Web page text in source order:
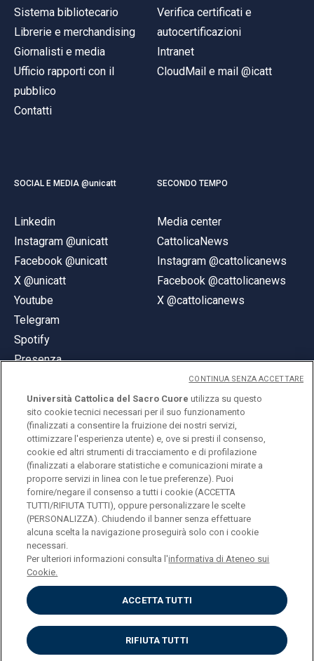
Sistema bibliotecario
Librerie e merchandising
Giornalisti e media
Ufficio rapporti con il
pubblico
Contatti
Verifica certificati e
autocertificazioni
Intranet
CloudMail e mail @icatt
SOCIAL E MEDIA @unicatt
Linkedin
Instagram @unicatt
Facebook @unicatt
X @unicatt
Youtube
Telegram
Spotify
Presenza
SECONDO TEMPO
Media center
CattolicaNews
Instagram @cattolicanews
Facebook @cattolicanews
X @cattolicanews
© Università Cattolica del Sacro Cuore
Largo A. Gemelli 1, 20123 Milano
PI 02133120150
ENGLISH
Privacy
Accessibilità
Cookies
Impostazione Cookies
Università Cattolica del Sacro Cuore utilizza su questo
sito cookie tecnici necessari per il suo funzionamento
(finalizzati a consentire la fruizione dei nostri servizi,
ottimizzare l'esperienza utente) e, ove si presti il consenso,
cookie ed altri strumenti di tracciamento e di profilazione
(finalizzati a elaborare statistiche e comunicazioni mirate a
proporre servizi in linea con le tue preferenze). Puoi
fornire/negare il consenso a tutti i cookie (ACCETTA
TUTTI/RIFIUTA TUTTI), oppure personalizzare le scelte
(PERSONALIZZA). Chiudendo il banner senza effettuare
alcuna scelta la navigazione proseguirà solo con i cookie
necessari.
Per ulteriori informazioni consulta l'informativa di Ateneo sui
Cookie.
ACCETTA TUTTI
RIFIUTA TUTTI
CONTINUA SENZA ACCETTARE